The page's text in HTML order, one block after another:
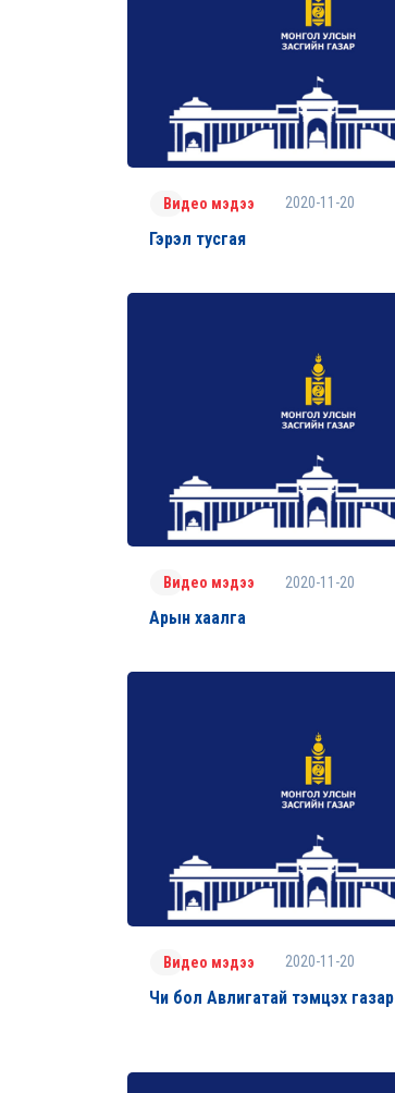
Видео мэдээ 2020-11-20
Гэрэл тусгая
Видео мэдээ 2020-11-20
Арын хаалга
Видео мэдээ 2020-11-20
Чи бол Авлигатай тэмцэх газар